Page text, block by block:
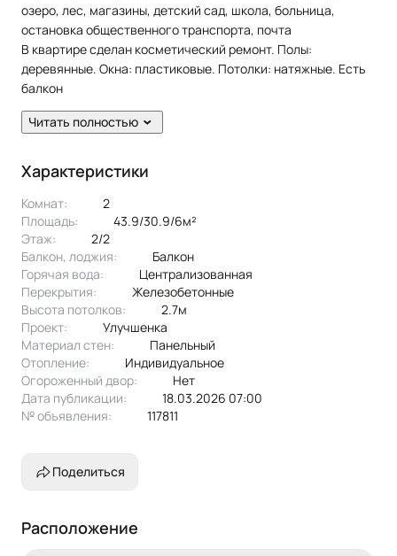
озеро, лес, магазины, детский сад, школа, больница,
остановка общественного транспорта, почта
В квартире сделан косметический ремонт. Полы:
деревянные. Окна: пластиковые. Потолки: натяжные. Есть
балкон
Из техники остается: холодильник, стиральная машина,
шкаф
небольшой с ямой для картошки
Есть небольшой земельный участок для огорода, примерно
3 сотки
В квартире никто не прописан
Читать полностью
Характеристики
Комнат:
2
Площадь:
43.9/30.9/6м²
Этаж:
2/2
Балкон, лоджия:
балкон
Горячая вода:
централизованная
Перекрытия:
железобетонные
Высота потолков:
2.7м
Проект:
улучшенка
Материал стен:
Панельный
Отопление:
индивидуальное
Огороженный двор:
Нет
Дата публикации:
18.03.2026 07:00
№ объявления:
117811
Поделиться
Расположение